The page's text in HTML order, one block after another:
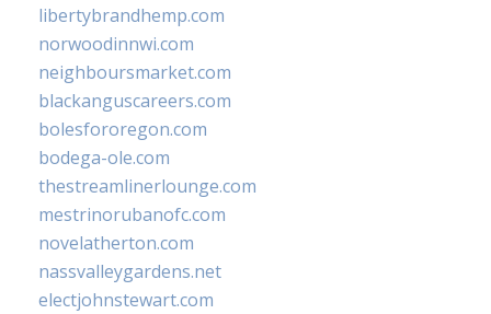
libertybrandhemp.com
norwoodinnwi.com
neighboursmarket.com
blackanguscareers.com
bolesfororegon.com
bodega-ole.com
thestreamlinerlounge.com
mestrinorubanofc.com
novelatherton.com
nassvalleygardens.net
electjohnstewart.com